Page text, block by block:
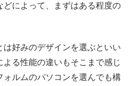
によって、まずはある程度の
好みのデザインを選ぶといい
る性能の違いもそこまで感じ
ルムのパソコンを選んでも構